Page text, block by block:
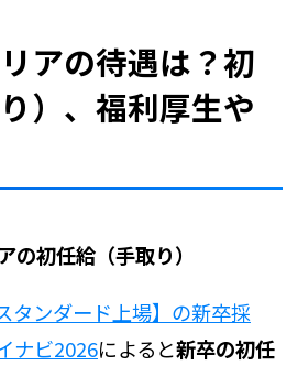
アの待遇は？初
）、福利厚生や
の初任給（手取り）
タンダード上場】の新卒採
ナビ2026によると新卒の初任